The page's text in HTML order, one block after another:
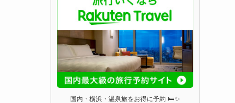
国内・横浜・温泉旅をお得に予約 🛏✨